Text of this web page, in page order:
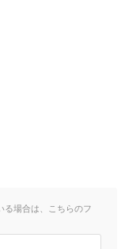
る場合は、こちらのフ